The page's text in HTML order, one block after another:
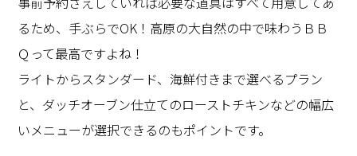
るため、手ぶらでOK！高原の大自然の中で味わうＢＢ
Ｑって最高ですよね！
ライトからスタンダード、海鮮付きまで選べるプラン
と、ダッチオーブン仕立てのローストチキンなどの幅広
いメニューが選択できるのもポイントです。